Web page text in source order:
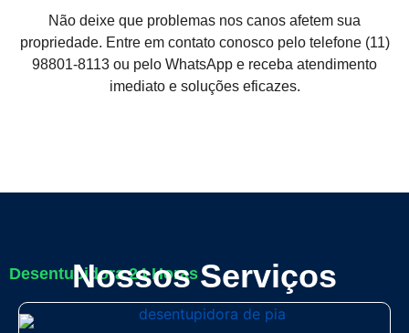
Não deixe que problemas nos canos afetem sua
propriedade. Entre em contato conosco pelo telefone (11)
98801-8113 ou pelo WhatsApp e receba atendimento
imediato e soluções eficazes.
Desentupidora 24 Horas
Nossos Serviços